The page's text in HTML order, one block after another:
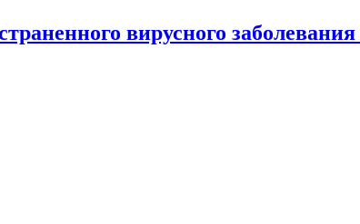
вирусного заболевания